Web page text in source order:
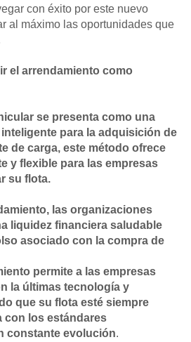
con éxito por este nuevo
al máximo las oportunidades que
el arrendamiento como
se presenta como una
para la adquisición de
de carga, este método ofrece
y flexible para las empresas
su flota.
las organizaciones
liquidez financiera saludable
asociado con la compra de
permite a las empresas
la últimas tecnología y
que su flota esté siempre
con los estándares
constante evolución.